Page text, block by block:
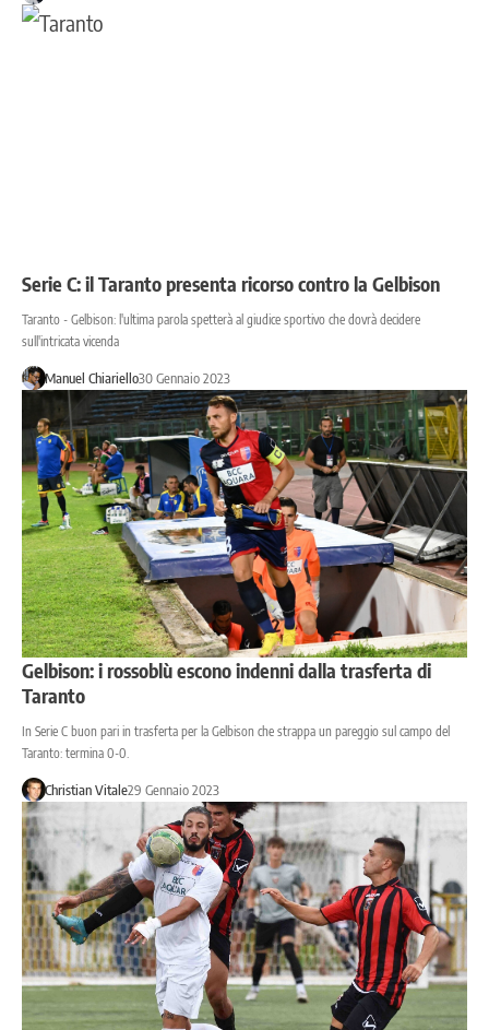
Serie C: il Taranto presenta ricorso contro la Gelbison
Taranto - Gelbison: l'ultima parola spetterà al giudice sportivo che dovrà decidere
sull'intricata vicenda
Manuel Chiariello30 Gennaio 2023
Gelbison: i rossoblù escono indenni dalla trasferta di
Taranto
In Serie C buon pari in trasferta per la Gelbison che strappa un pareggio sul campo del
Taranto: termina 0-0.
Christian Vitale29 Gennaio 2023